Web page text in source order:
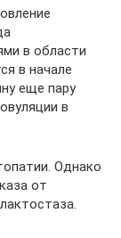
в области
в начале
еще пару
в
Однако
от